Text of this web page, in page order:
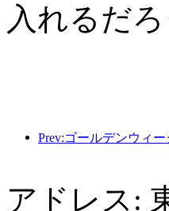
入れるだろ
アドレス: